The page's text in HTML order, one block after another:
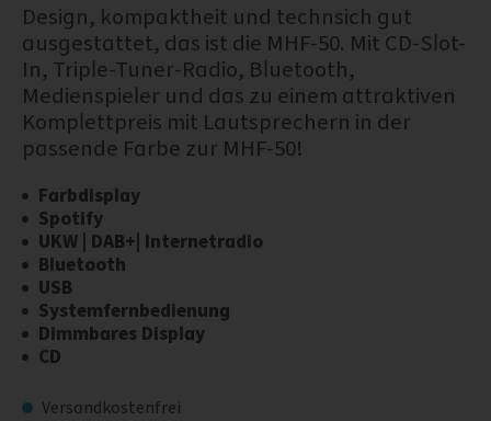
Design, kompaktheit und technsich gut
ausgestattet, das ist die MHF-50. Mit CD-Slot-
In, Triple-Tuner-Radio, Bluetooth,
Medienspieler und das zu einem attraktiven
Komplettpreis mit Lautsprechern in der
passende Farbe zur MHF-50!
Farbdisplay
Spotify
UKW | DAB+| Internetradio
Bluetooth
USB
Systemfernbedienung
Dimmbares Display
CD
Versandkostenfrei